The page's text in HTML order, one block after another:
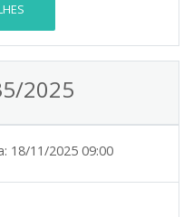
2025
18/11/2025 09:00